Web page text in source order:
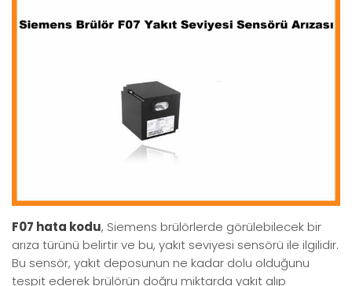
F07 hata kodu, Siemens brülörlerde görülebilecek bir
arıza türünü belirtir ve bu, yakıt seviyesi sensörü ile ilgilidir.
Bu sensör, yakıt deposunun ne kadar dolu olduğunu
tespit ederek brülörün doğru miktarda yakıt alıp